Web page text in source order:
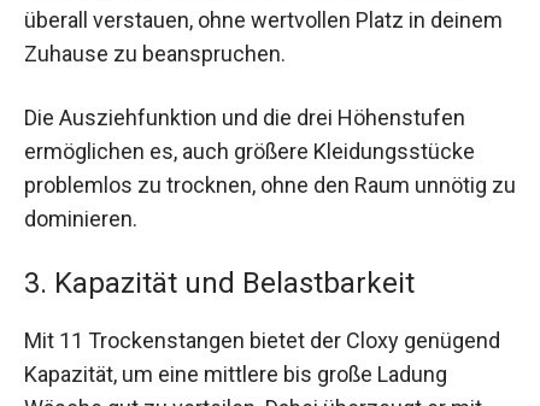
überall verstauen, ohne wertvollen Platz in deinem
Zuhause zu beanspruchen.
Die Ausziehfunktion und die drei Höhenstufen
ermöglichen es, auch größere Kleidungsstücke
problemlos zu trocknen, ohne den Raum unnötig zu
dominieren.
3. Kapazität und Belastbarkeit
Mit 11 Trockenstangen bietet der Cloxy genügend
Kapazität, um eine mittlere bis große Ladung